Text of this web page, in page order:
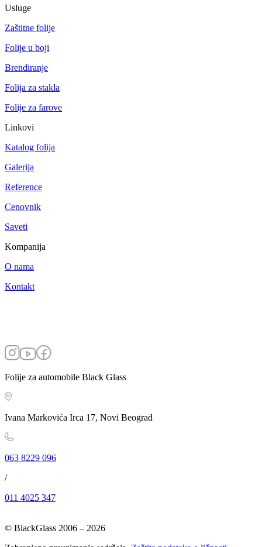
Usluge
Zaštitne folije
Folije u boji
Brendiranje
Folija za stakla
Folije za farove
Linkovi
Katalog folija
Galerija
Reference
Cenovnik
Saveti
Kompanija
O nama
Kontakt
Folije za automobile Black Glass
Ivana Markovića Irca 17, Novi Beograd
063 8229 096
/
011 4025 347
© BlackGlass 2006 – 2026